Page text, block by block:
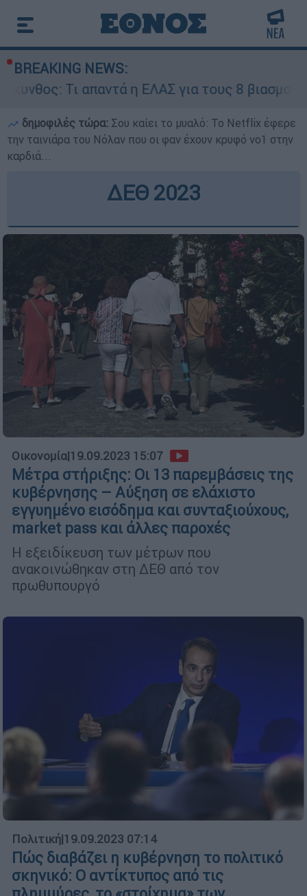
BREAKING NEWS:
η ΕΛΑΣ για τους 8 βιασμούς
δημοφιλές τώρα: Σου καίει το μυαλό: Το Netflix έφερε
την ταινιάρα του Νόλαν που οι φαν έχουν κρυφό νο1 στην
καρδιά...
ΔΕΘ 2023
Οικονομία|19.09.2023 15:07
Μέτρα στήριξης: Οι 13 παρεμβάσεις της
κυβέρνησης – Αύξηση σε ελάχιστο
εγγυημένο εισόδημα και συνταξιούχους,
market pass και άλλες παροχές
Η εξειδίκευση των μέτρων που
ανακοινώθηκαν στη ΔΕΘ από τον
πρωθυπουργό
Πολιτική|19.09.2023 07:14
Πώς διαβάζει η κυβέρνηση το πολιτικό
σκηνικό: Ο αντίκτυπος από τις